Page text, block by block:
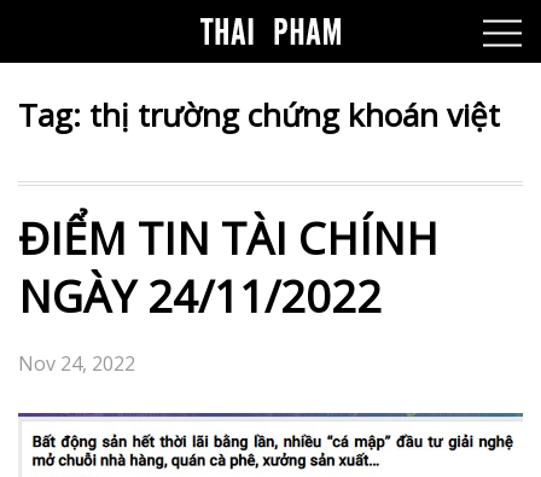
Tag: thị trường chứng khoán việt
ĐIỂM TIN TÀI CHÍNH
NGÀY 24/11/2022
Nov 24, 2022